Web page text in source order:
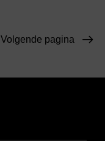
Volgende pagina